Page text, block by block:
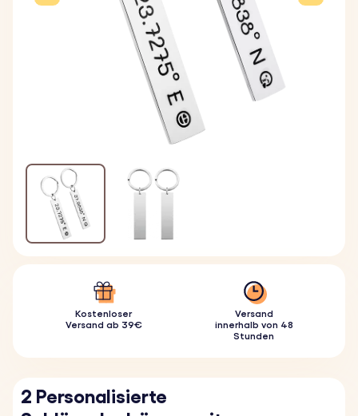
Kostenloser
Versand ab 39€
Versand
innerhalb von 48
Stunden
2 Personalisierte